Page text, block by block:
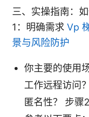
三、实操指南：
1：明确需求 Vp
景与风险防护
你主要的使用
工作远程访问
匿名性？ 步骤